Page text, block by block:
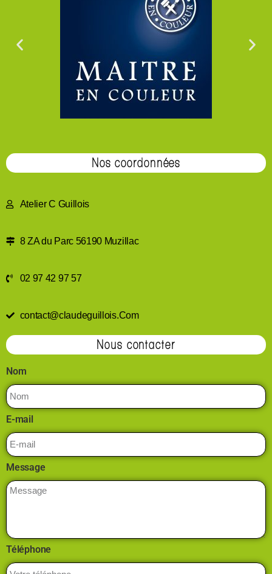
Nos coordonnées
Atelier C Guillois
8 ZA du Parc 56190 Muzillac
02 97 42 97 57
contact@claudeguillois.Com
Nous contacter
Nom
E-mail
Message
Téléphone